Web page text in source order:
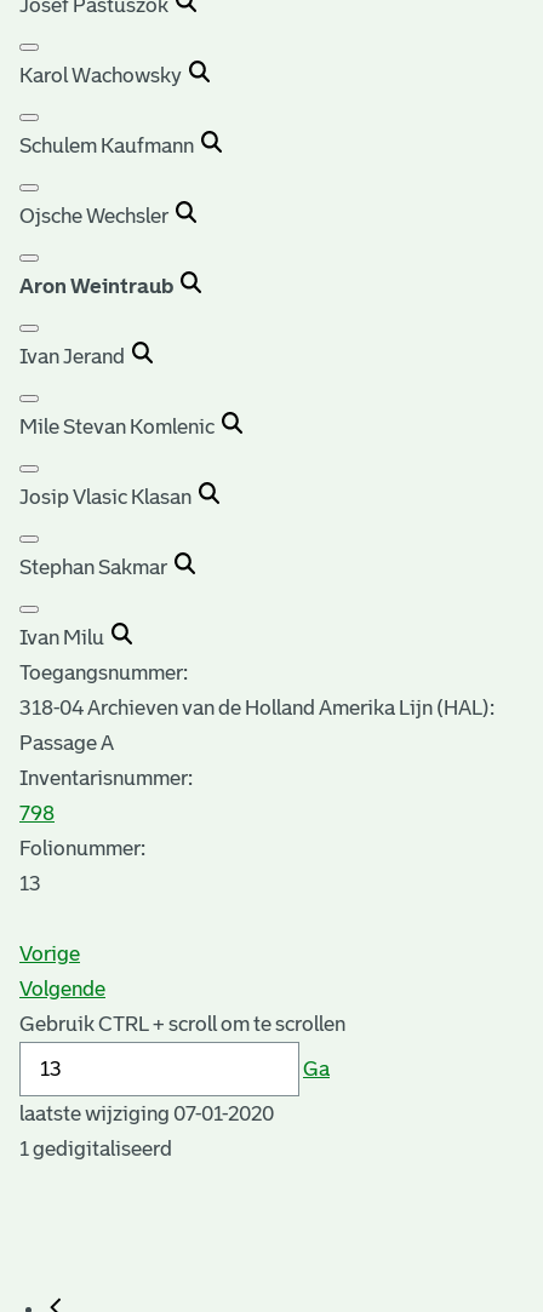
Josef Pastuszok
Karol Wachowsky
Schulem Kaufmann
Ojsche Wechsler
Aron Weintraub
Ivan Jerand
Mile Stevan Komlenic
Josip Vlasic Klasan
Stephan Sakmar
Ivan Milu
Toegangsnummer:
318-04 Archieven van de Holland Amerika Lijn (HAL):
Passage A
Inventarisnummer:
798
Folionummer:
13
Vorige
Volgende
Gebruik CTRL + scroll om te scrollen
Ga
laatste wijziging 07-01-2020
1 gedigitaliseerd